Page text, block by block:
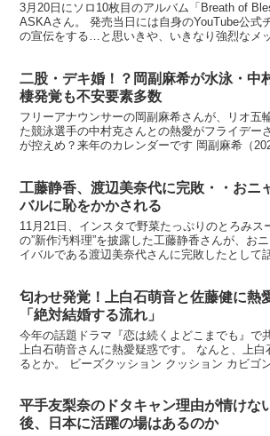
3月20日にソロ10枚目のアルバム「Breath of
ASKAさん。 発売当日には自身のYouTube公式
の宣伝をする…と思いきや、いきなり強烈なメ
二股・デキ婚！？岡副麻希が水泳・中
棲発覚も不安要素多数
フリーアナウンサーの岡副麻希さんが、リオ五
た競泳選手の中村克さんとの熱愛がフライデー
が控えめ？来年のカレンダーです 岡副麻希（
工藤静香、渡辺美奈代に完敗・・おニ
バルに恥をかかされる
11月21日、インスタで野菜たっぷりのとろみス
の”新作汚料理”を披露した工藤静香さんが、お
イバルである渡辺美奈代さんに完敗したとして
匂わせ発覚！上白石萌音と佐藤健に熱
「絶対結婚する流れ」
今年の話題ドラマ『恋は続くよどこまでも』で
上白石萌音さんに熱愛疑惑です。 なんと、上
るとか。 ビーズクッション クッション カビゴ
平手友梨奈のドタキャン理由が情け
後、日本に活躍の場はあるのか